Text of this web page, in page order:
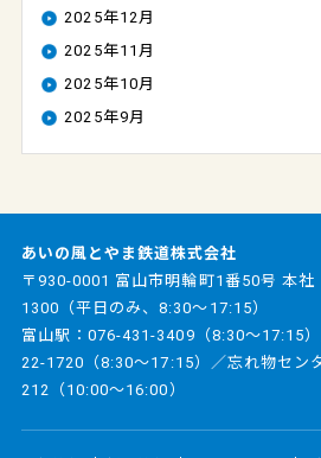
2025年12月
2025年11月
2025年10月
2025年9月
あいの風とやま鉄道株式会社
〒930-0001 富山市明輪町1番50号 本社
1300 （平日のみ、8:30～17:15）
富山駅：076-431-3409 （8:30～17:15
22-1720 （8:30～17:15）／忘れ物セン
212
（10:00～16:00）